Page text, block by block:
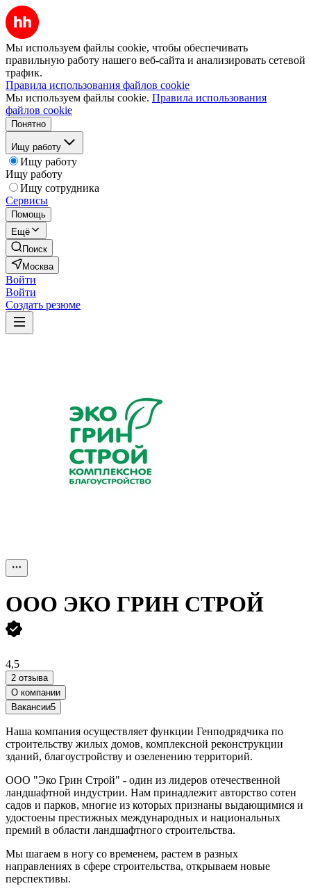
Мы используем файлы cookie, чтобы обеспечивать
правильную работу нашего веб-сайта и анализировать сетевой
трафик.
Правила использования файлов cookie
Мы используем файлы cookie. Правила использования
файлов cookie
Понятно
Ищу работу
Ищу работу
Ищу работу
Ищу сотрудника
Сервисы
Помощь
Ещё
Поиск
Москва
Войти
Войти
Создать резюме
ООО ЭКО ГРИН СТРОЙ
4,5
2 отзыва
О компании
Вакансии5
Наша компания осуществляет функции Генподрядчика по
строительству жилых домов, комплексной реконструкции
зданий, благоустройству и озеленению территорий.
ООО "Эко Грин Строй" - один из лидеров отечественной
ландшафтной индустрии. Нам принадлежит авторство сотен
садов и парков, многие из которых признаны выдающимися и
удостоены престижных международных и национальных
премий в области ландшафтного строительства.
Мы шагаем в ногу со временем, растем в разных
направлениях в сфере строительства, открываем новые
перспективы.